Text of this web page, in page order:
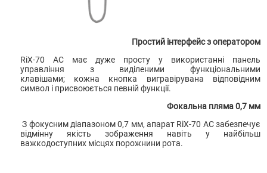
Простий інтерфейс з оператором
RiX-70 AC має дуже просту у використанні панель
управління з виділеними функціональними
клавішами; кожна кнопка вигравірувана відповідним
символ і присвоюється певній функції.
Фокальна пляма 0,7 мм
З фокусним діапазоном 0,7 мм, апарат RiX-70 AC забезпечує
відмінну якість зображення навіть у найбільш
важкодоступних місцях порожнини рота.